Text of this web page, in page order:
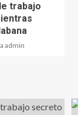
trabajo
admin